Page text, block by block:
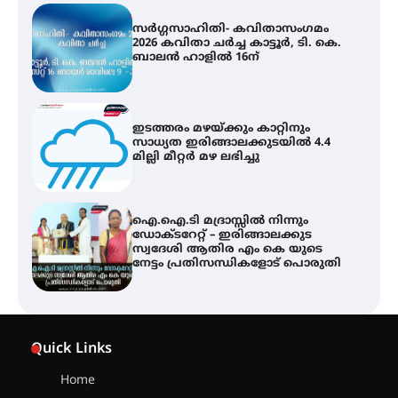
ഇടത്തരം മഴയ്ക്കും കാറ്റിനും
സാധ്യത ഇരിങ്ങാലക്കുടയിൽ 4.4
മില്ലി മീറ്റർ മഴ ലഭിച്ചു
ഐ.ഐ.ടി മദ്രാസ്സിൽ നിന്നും
ഡോക്ടറേറ്റ് – ഇരിങ്ങാലക്കുട
സ്വദേശി ആതിര എം കെ യുടെ
നേട്ടം പ്രതിസന്ധികളോട് പൊരുതി
ട്യുണീഷ്യൻ ചിത്രം ” ദി വോയിസ്
ഓഫ് ഹിന്ദ് റജബ് ” ഇരിങ്ങാലക്കുട
ഫിലിം സൊസൈറ്റി ആഗസ്റ്റ് 7
വെള്ളിയാഴ്ച സ്‌ക്രീൻ ചെയ്യുന്നു
Quick Links
Home